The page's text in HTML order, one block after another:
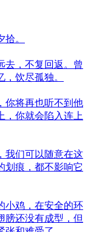
。
去，不复回返。曾
饮尽孤独。
你将再也听不到他
，你就会陷入连上
我们可以随意在这
划痕，都不影响它
小鸡，在安全的环
膀还没有成型，但